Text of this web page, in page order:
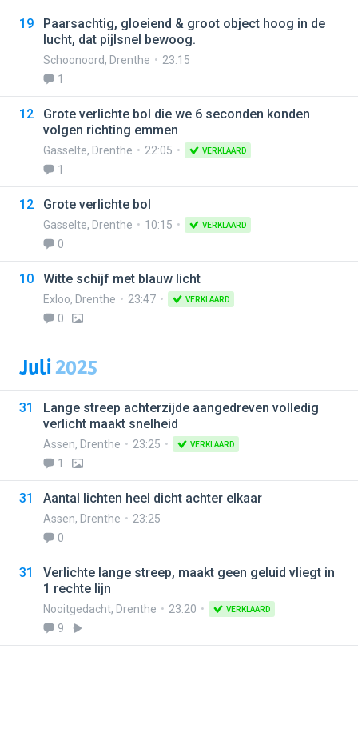
19
Paarsachtig, gloeiend & groot object hoog in de
lucht, dat pijlsnel bewoog.
Schoonoord, Drenthe
23:15
1
12
Grote verlichte bol die we 6 seconden konden
volgen richting emmen
Gasselte, Drenthe 22:05 VERKLAARD
1
12 Grote verlichte bol
Gasselte, Drenthe 10:15 VERKLAARD
0
10 Witte schijf met blauw licht
Exloo, Drenthe 23:47 VERKLAARD
0
Juli2025
31
Lange streep achterzijde aangedreven volledig
verlicht maakt snelheid
Assen, Drenthe 23:25 VERKLAARD
1
31 Aantal lichten heel dicht achter elkaar
Assen, Drenthe
23:25
0
31
Verlichte lange streep, maakt geen geluid vliegt in
1 rechte lijn
Nooitgedacht, Drenthe 23:20 VERKLAARD
9